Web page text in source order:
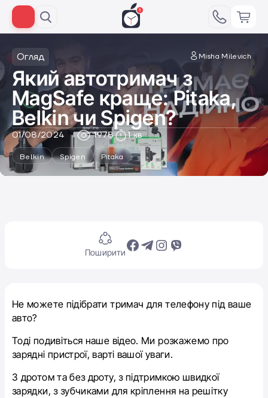
Огляд Misha Milevich
Який автотримач з
MagSafe краще: Pitaka,
Belkin чи Spigen?
01/08/2024 1978 1 хв
Belkin Spigen Pitaka
Поширити
Не можете підібрати тримач для телефону під ваше
авто?
Тоді подивіться наше відео. Ми розкажемо про
зарядні пристрої, варті вашої уваги.
З дротом та без дроту, з підтримкою швидкої
зарядки, з зубчиками для кріплення на решітку